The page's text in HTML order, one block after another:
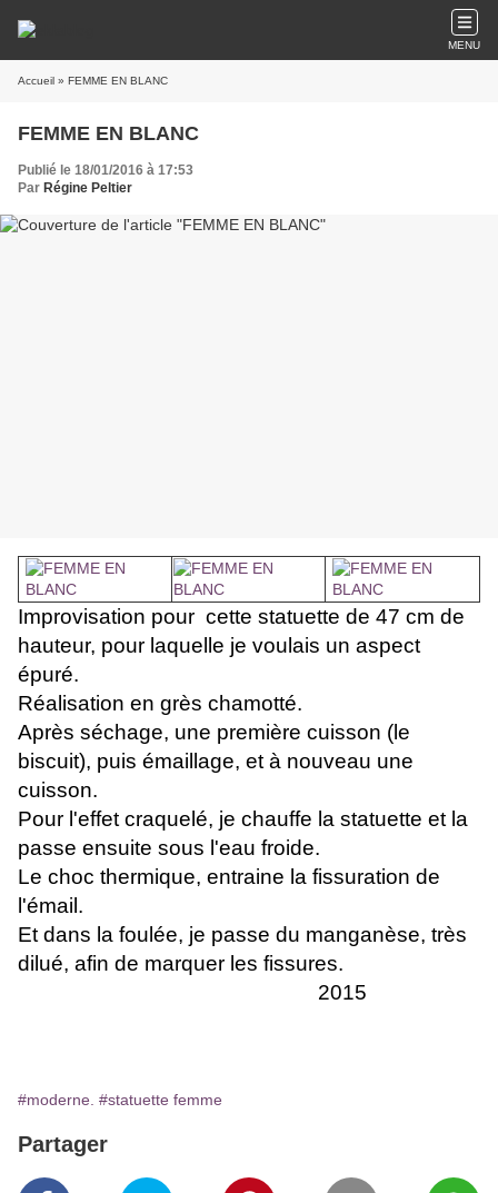
MENU
Accueil » FEMME EN BLANC
FEMME EN BLANC
Publié le 18/01/2016 à 17:53
Par Régine Peltier
Improvisation pour cette statuette de 47 cm de
hauteur, pour laquelle je voulais un aspect
épuré.
Réalisation en grès chamotté.
Après séchage, une première cuisson (le
biscuit), puis émaillage, et à nouveau une
cuisson.
Pour l'effet craquelé, je chauffe la statuette et la
passe ensuite sous l'eau froide.
Le choc thermique, entraine la fissuration de
l'émail.
Et dans la foulée, je passe du manganèse, très
dilué, afin de marquer les fissures.
2015
#moderne. #statuette femme
Partager